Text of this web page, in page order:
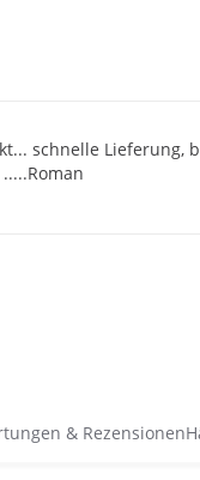
schnelle Lieferung,
& Rezensionen